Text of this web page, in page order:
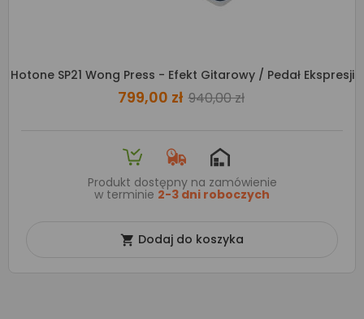
Hotone SP21 Wong Press - Efekt Gitarowy / Pedał Ekspresji
799,00 zł 940,00 zł
Produkt dostępny na zamówienie
w terminie 2-3 dni roboczych
 Dodaj do koszyka